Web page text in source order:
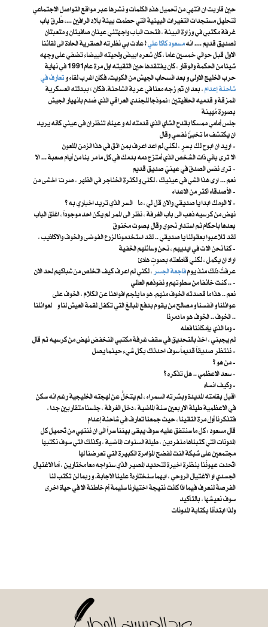
حين قاربت ان انتهي من تحميل هذه الكلمات و نشرها عبر مواقع التواصل الاجتماعي
لتحليل مستجدات التغيرات البيئية التي حطمت بيئة بلاد الرافين ...، طًرق باب
غرفة مكتبي في وزارة البيئة ، فتحت الباب واجهتني عينانِ صافيتانِ و متعبتانِ
لصديق قديم .... انهمسعود كاكا علي! عادت بي نظرته الصقرية الحادة الى لقائنا
الاول قبل حوالي خمسين عاما ، كان شعره ابيضَ ولحيته البيضاء تضفي على وجهه
شيئا من الحكمة والوقار ، كان يفتقدها حين التقيته اول مرة عام1991 في نهاية
حرب الخليج الاولى و بعد انسحاب الجيش من الكويت. فكان اغرب لقاء وتعارف في
شاحنة إعدام، بعد ان تم زجه معنا في عربة الشاحنة. فكان ؛ ببدلته العسكرية
الممزقة و قدميه الحافيتين ؛ نموذجا للجندي العراقي الذي صُدم بانهيار الجيش
بصورة مُهينة
جلس أمامي ممسكا بقدح الشاي الذي قدمته له و عيناه تنظرانِ في عيني كانه يريد
ان يكتشف ما تخبئُ نفسي وقال
اريد ان ابوح لك بسرٍ ، لكني لم اعد اعرف بمن اثق في هذا الزمن الملعون -
الا ترى باني ذات الشخص الذي أمتزج دمه بدمك في كل ما مر بنا من أيام صعبة ... الا
ترى نفس الصدق في عينيّ صديق قديم -
نعم ... ارى هذا الشي في عينيك ، لكني و لكثرة الخناجر في الظهر ، صرت ُ اخشى من
الأصدقاء اكثر من الاعداء -
لا الومك ابدا يا صديقي والان قل لي ، ما السر الذي تريد اخباري به ؟ -
نهض من كرسيه ذهب الى باب الغرفة ، نظر الى الممر لم يكن احد موجوداً ، اغلق الباب
بعدها باحكام ثم استدار نحوي وقال بصوت مخنوق
لقد تلاعبوا بعقولنا يا صديقي .. لقد استخدمونا لزرع الفوضى والخوف والاكاذيب ،
كنا نحن الات في ايديهم ، نحن وسائلهم الخفية -
اراد ان يكمل ، لكني قاطعته بصوتٍ هادئ
عرفتُ ذلك منذ يومفاجعة الجسر، لكني لم اعرف كيف اتخلص من شباكهم لحد الان
.. كنت خائفا من سطوتهم و نفوذهم العالمي -
عوائلنا و انفسنا و مصالح من يقوم بدفع المبالغ التي تكفل لقمة العيش لنا و لعوائلنا
.. الخوف .. الخوف هو ما دمرنا
وما الذي بإمكاننا فعله -
لم يجبني ، اخذ بالتحديق في سقف غرفة مكتبي المنخفض نهض من كرسيه ثم قال
ننتظر صديقاً قديماً سوف احدثك بكل شيء حينما يصل -
من هو ؟ -
سعد الاعظمي .. هل تذكره ؟ -
وكيف انساه -
اقبل بقامته المديدة وبشرته السمراء ، لم يتخلَّ عن لهجته الخليجية رغم انه سكن
في الاعظمية طيلة الاربعين سنة الماضية ، دخل الغرفة ، جلسنا متقاربين جدا ،
فتذكرنا أول مرة التقينا ، حيث جمعنا تعارف في شاحنة إعدام
قال مسعود : كل ما سنتفق عليه سوف يبقى بيننا سراً الى ان ننتهي من تحميل كل
المدونات التي كتبناها منفردين ، طيلة السنوات الماضية ، وكذلك التي سوف نكتبها
مجتمعين على شبكة النت لفضح المؤامرة الكبيرة التي تعرضنا لها
اتحدت عيونُنا بنظرة اخيرة لتحديد المصير الذي سنواجه معا مختارين ، أما الاغتيال
الجسدي او الاغتيال الروحي ، ايهما سنختاره؟ علينا الاجابة. و ربما لن تكتب لنا
الفرصة لنعرف فيما اذا كانت نتيجة اختيارنا سليمة أم خاطئة الا في حياة اخرى
سوف نعيشها ، بالتأكيد
ولذا ابتدأنا بكتابة المدونات